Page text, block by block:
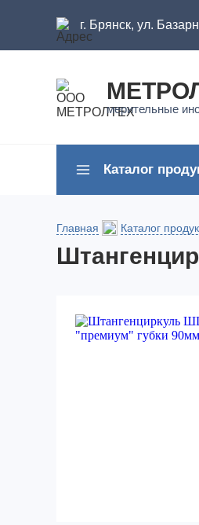
г. Брянск, ул.
мерительные
Каталог
Главная Каталог